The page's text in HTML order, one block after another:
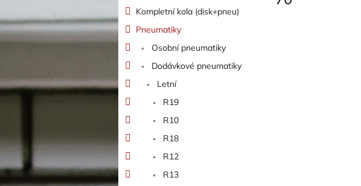
t
r
a
í
p
l
Kompletní kola (disk+pneu)
Pneumatiky
Osobní pneumatiky
Dodávkové pneumatiky
Letní
R19
R10
R18
R12
R13